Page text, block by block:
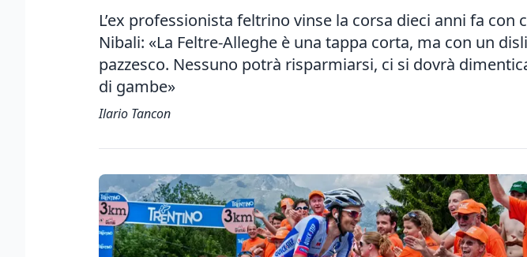
L’ex professionista feltrino vinse la corsa dieci anni fa con
Nibali: «La Feltre-Alleghe è una tappa corta, ma con un
pazzesco. Nessuno potrà risparmiarsi, ci si dovrà
di gambe»
Ilario Tancon